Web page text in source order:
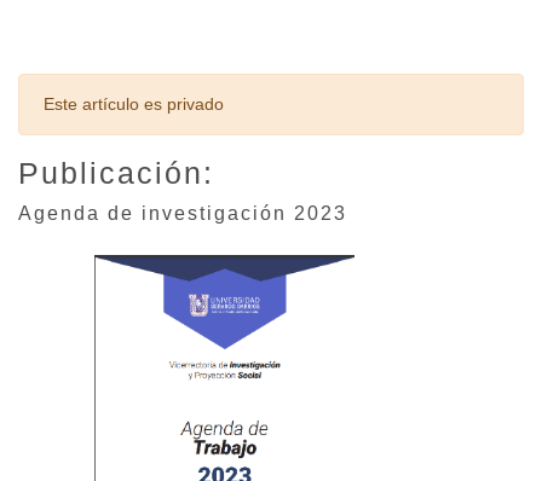
Este artículo es privado
Publicación:
Agenda de investigación 2023